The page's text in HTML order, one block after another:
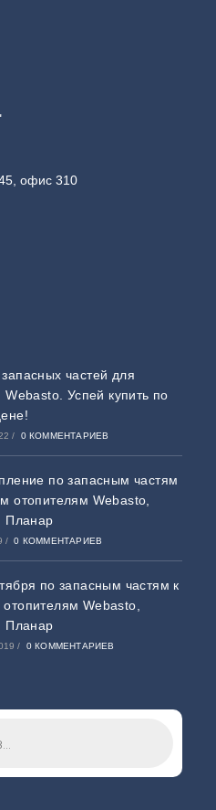
офис 310
частей для
Webasto. Успей купить по
/ 0 КОММЕНТАРИЕВ
по запасным частям
отопителям Webasto,
Планар
/ 0 КОММЕНТАРИЕВ
по запасным частям к
Webasto,
Планар
/ 0 КОММЕНТАРИЕВ